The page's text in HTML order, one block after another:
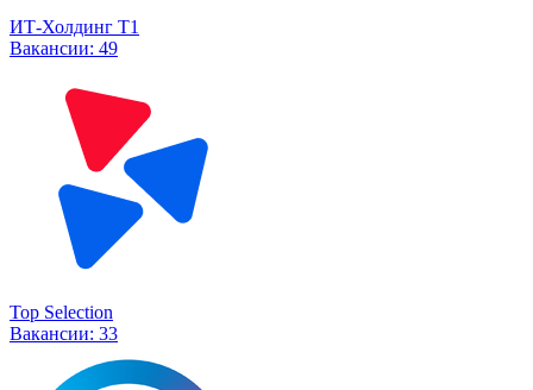
ИТ-Холдинг Т1
Вакансии: 49
Top Selection
Вакансии: 33